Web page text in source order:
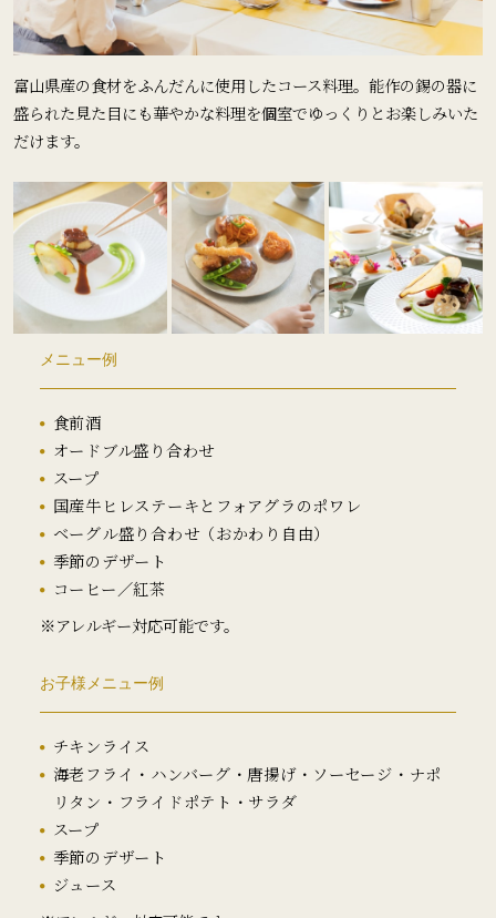
富山県産の食材をふんだんに使用したコース料理。能作の錫の器に
盛られた見た目にも華やかな料理を個室でゆっくりとお楽しみいた
だけます。
メニュー例
食前酒
オードブル盛り合わせ
スープ
国産牛ヒレステーキとフォアグラのポワレ
ベーグル盛り合わせ（おかわり自由）
季節のデザート
コーヒー／紅茶
※アレルギー対応可能です。
お子様メニュー例
チキンライス
海老フライ・ハンバーグ・唐揚げ・ソーセージ・ナポ
リタン・フライドポテト・サラダ
スープ
季節のデザート
ジュース